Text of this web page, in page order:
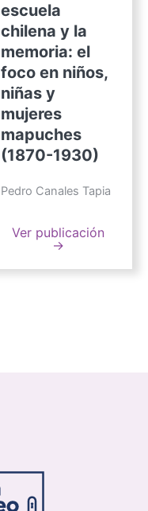
escuela
chilena y la
memoria: el
foco en niños,
niñas y
mujeres
mapuches
(1870-1930)
Pedro Canales Tapia
Ver publicación
→